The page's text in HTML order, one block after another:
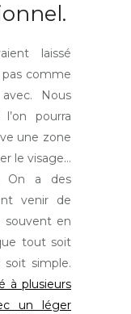
laissé
comme
Nous
pourra
une zone
le visage…
On a des
venir de
souvent en
tout soit
simple.
à plusieurs
un léger